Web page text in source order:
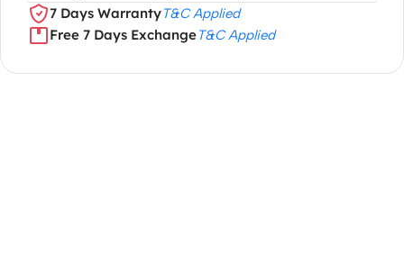
7 Days WarrantyT&C Applied
Free 7 Days ExchangeT&C Applied